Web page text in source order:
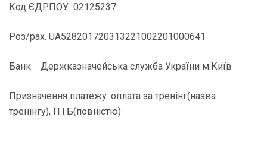
Код ЄДРПОУ 02125237
Роз/рах. UA528201720313221002201000641
Банк Держказначейська служба України м.Київ
Призначення платежу: оплата за тренінг(назва
тренінгу), П.І.Б(повністю)